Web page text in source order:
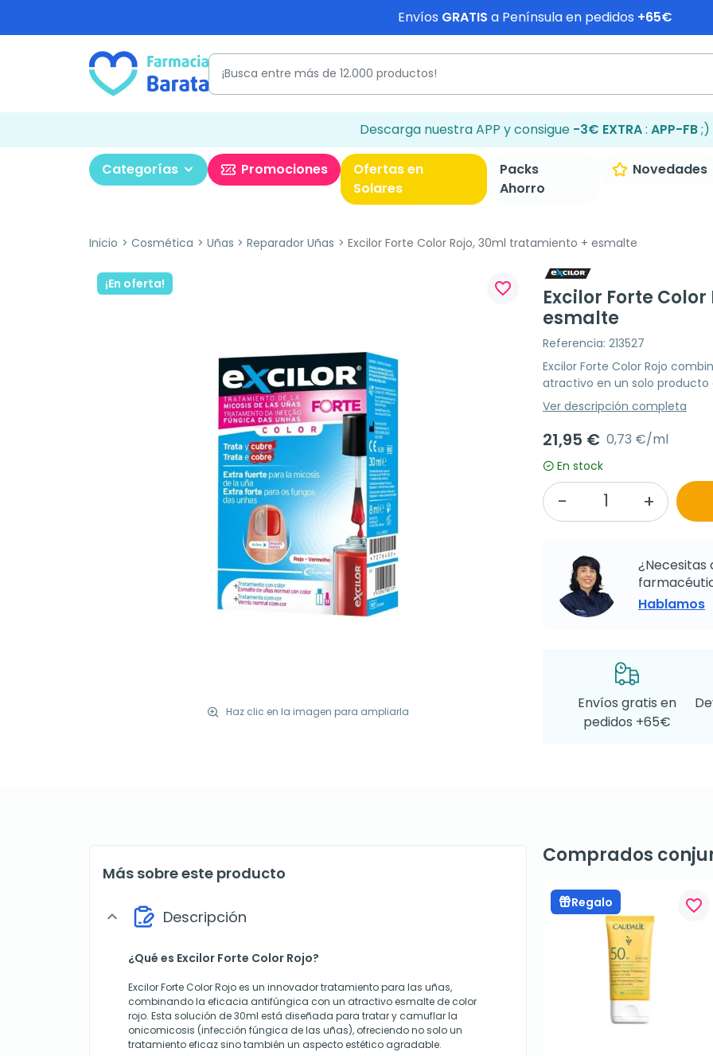
Envíos GRATIS a Península en pedidos +65€
Descarga nuestra APP y consigue -3€ EXTRA: APP-FB;)
Categorías Promociones
Ofertas en
Solares
Packs
Ahorro
Novedades
Inicio Cosmética Uñas Reparador Uñas Excilor Forte Color Rojo, 30ml tratamiento + esmalte
¡En oferta!
Haz clic en la imagen para ampliarla
favorite_border
Excilor Forte
esmalte
Referencia: 213527
Excilor Forte Color Rojo
atractivo en un solo producto
Ver descripción completa
21,95 € 0,73 €/ml
En stock
¿Necesitas
Hablamos
Envíos gratis en
pedidos +65€
Más sobre este producto
expand_more Descripción
¿Qué es Excilor Forte Color Rojo?
Excilor Forte Color Rojo es un innovador tratamiento para las uñas,
combinando la eficacia antifúngica con un atractivo esmalte de color
rojo. Esta solución de 30ml está diseñada para tratar y camuflar la
onicomicosis (infección fúngica de las uñas), ofreciendo no solo un
tratamiento eficaz sino también un aspecto estético agradable.
Comprados
Regalo favorite_border